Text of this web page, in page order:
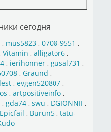
сегодня
, mus5823, 0708-9551 ,
, Vitamin , alligator6,
, ierihonner, gusal731 ,
, Graund ,
, evgen520807,
, artpositiveinfo,
, gda74, swu , DGIONNII ,
Epicfail , Burun5, tatu-